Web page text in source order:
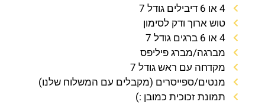
4 או 6 דיבילים גודל 7
טוש ארוך ודק לסימון
4 או 6 ברגים גודל 7
מברגה/מברג פיליפס
מקדחה עם ראש גודל 7
מנטים/ספייסרים (מקבלים עם המשלוח שלנו)
תמונת זכוכית כמובן :)